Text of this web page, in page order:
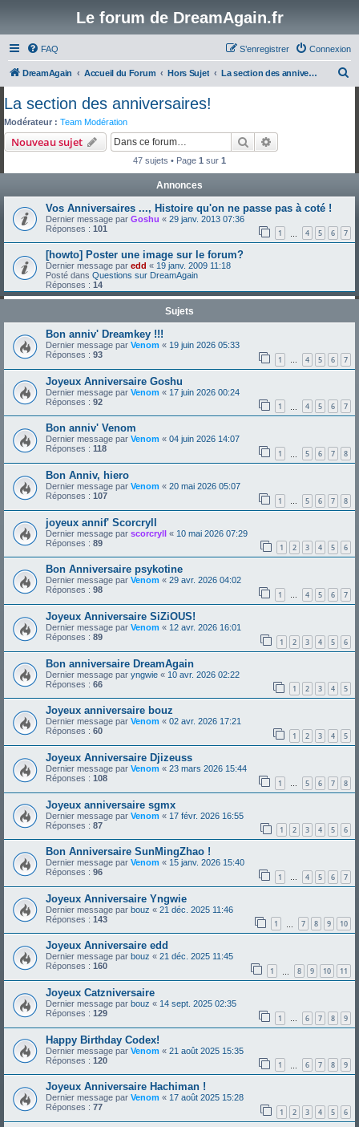
Le forum de DreamAgain.fr
FAQ Connexion
S’enregistrer
DreamAgain Accueil du Forum Hors Sujet La section des anniversaires!
e
r
La section des anniversaires!
Modérateur : Team Modération
Nouveau sujet Rechercher
47 sujets • Page 1 sur 1
Annonces
Vos Anniversaires ..., Histoire qu'on ne passe pas à coté !
Dernier message par Goshu « 29 janv. 2013 07:36
Réponses : 101 1 4 5 6 7
[howto] Poster une image sur le forum?
Dernier message par edd « 19 janv. 2009 11:18
Posté dans Questions sur DreamAgain
Réponses : 14
Sujets
Bon anniv' Dreamkey !!!
Dernier message par Venom « 19 juin 2026 05:33
Réponses : 93 1 … 4 5 6 7
Joyeux Anniversaire Goshu
Dernier message par Venom « 17 juin 2026 00:24
Réponses : 92 1 4 5 6 7
Bon anniv' Venom
Dernier message par Venom « 04 juin 2026 14:07
Réponses : 118 1 5 6 7 8
Bon Anniv, hiero
Dernier message par Venom « 20 mai 2026 05:07
Réponses : 107 1 … 5 6 7 8
joyeux annif' Scorcryll
Dernier message par scorcryll « 10 mai 2026 07:29
Réponses : 89 1 2 3 4 5 6
Bon Anniversaire psykotine
Dernier message par Venom « 29 avr. 2026 04:02
Réponses : 98 1 … 4 5 6 7
Joyeux Anniversaire SiZiOUS!
Dernier message par Venom « 12 avr. 2026 16:01
Réponses : 89 1 2 3 4 5 6
Bon anniversaire DreamAgain
Dernier message par yngwie « 10 avr. 2026 02:22
Réponses : 66 1 2 3 4 5
Joyeux anniversaire bouz
Dernier message par Venom « 02 avr. 2026 17:21
Réponses : 60 1 2 3 4 5
Joyeux Anniversaire Djizeuss
Dernier message par Venom « 23 mars 2026 15:44
Réponses : 108 1 … 5 6 7 8
Joyeux anniversaire sgmx
Dernier message par Venom « 17 févr. 2026 16:55
Réponses : 87 1 2 3 4 5 6
Bon Anniversaire SunMingZhao !
Dernier message par Venom « 15 janv. 2026 15:40
Réponses : 96 1 … 4 5 6 7
Joyeux Anniversaire Yngwie
Dernier message par bouz « 21 déc. 2025 11:46
Réponses : 143 1 7 8 9 10
Joyeux Anniversaire edd
Dernier message par bouz « 21 déc. 2025 11:45
Réponses : 160 1 8 9 10 11
Joyeux Catzniversaire
Dernier message par bouz « 14 sept. 2025 02:35
Réponses : 129 1 … 6 7 8 9
Happy Birthday Codex!
Dernier message par Venom « 21 août 2025 15:35
Réponses : 120 1 6 7 8 9
Joyeux Anniversaire Hachiman !
Dernier message par Venom « 17 août 2025 15:28
Réponses : 77 1 2 3 4 5 6